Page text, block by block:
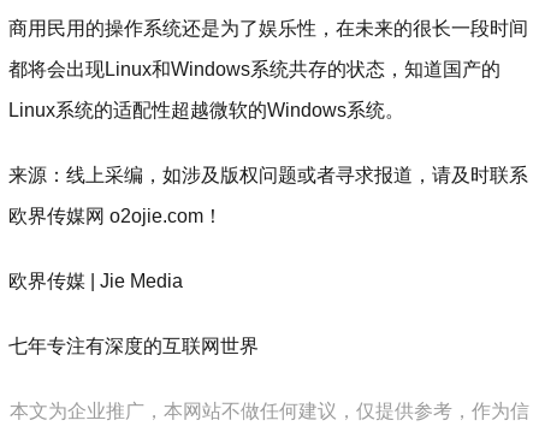
商用民用的操作系统还是为了娱乐性，在未来的很长一段时间
都将会出现Linux和Windows系统共存的状态，知道国产的
Linux系统的适配性超越微软的Windows系统。
来源：线上采编，如涉及版权问题或者寻求报道，请及时联系
欧界传媒网 o2ojie.com！
欧界传媒 | Jie Media
七年专注有深度的互联网世界
本文为企业推广，本网站不做任何建议，仅提供参考，作为信